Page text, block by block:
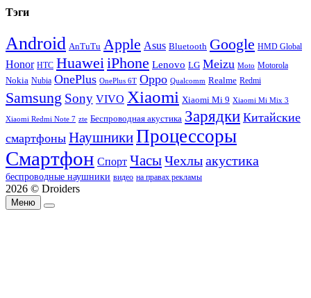
Тэги
Android AnTuTu Apple Asus Bluetooth Google HMD Global
Honor HTC HuaweiiPhone Lenovo LG Meizu Moto Motorola
Nokia Nubia OnePlus OnePlus 6T Oppo Qualcomm Realme Redmi
Samsung Sony VIVO Xiaomi Xiaomi Mi 9 Xiaomi Mi Mix 3
Xiaomi Redmi Note 7 zte Беспроводная акустика Зарядки Китайские
смартфоны НаушникиПроцессоры
Смартфон Спорт ЧасыЧехлыакустика
беспроводные наушники видео на правах рекламы
2026 © Droiders
Меню